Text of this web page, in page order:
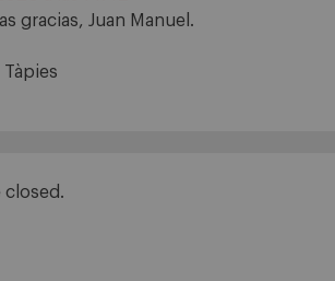
gracias, Juan Manuel.
Tàpies
closed.